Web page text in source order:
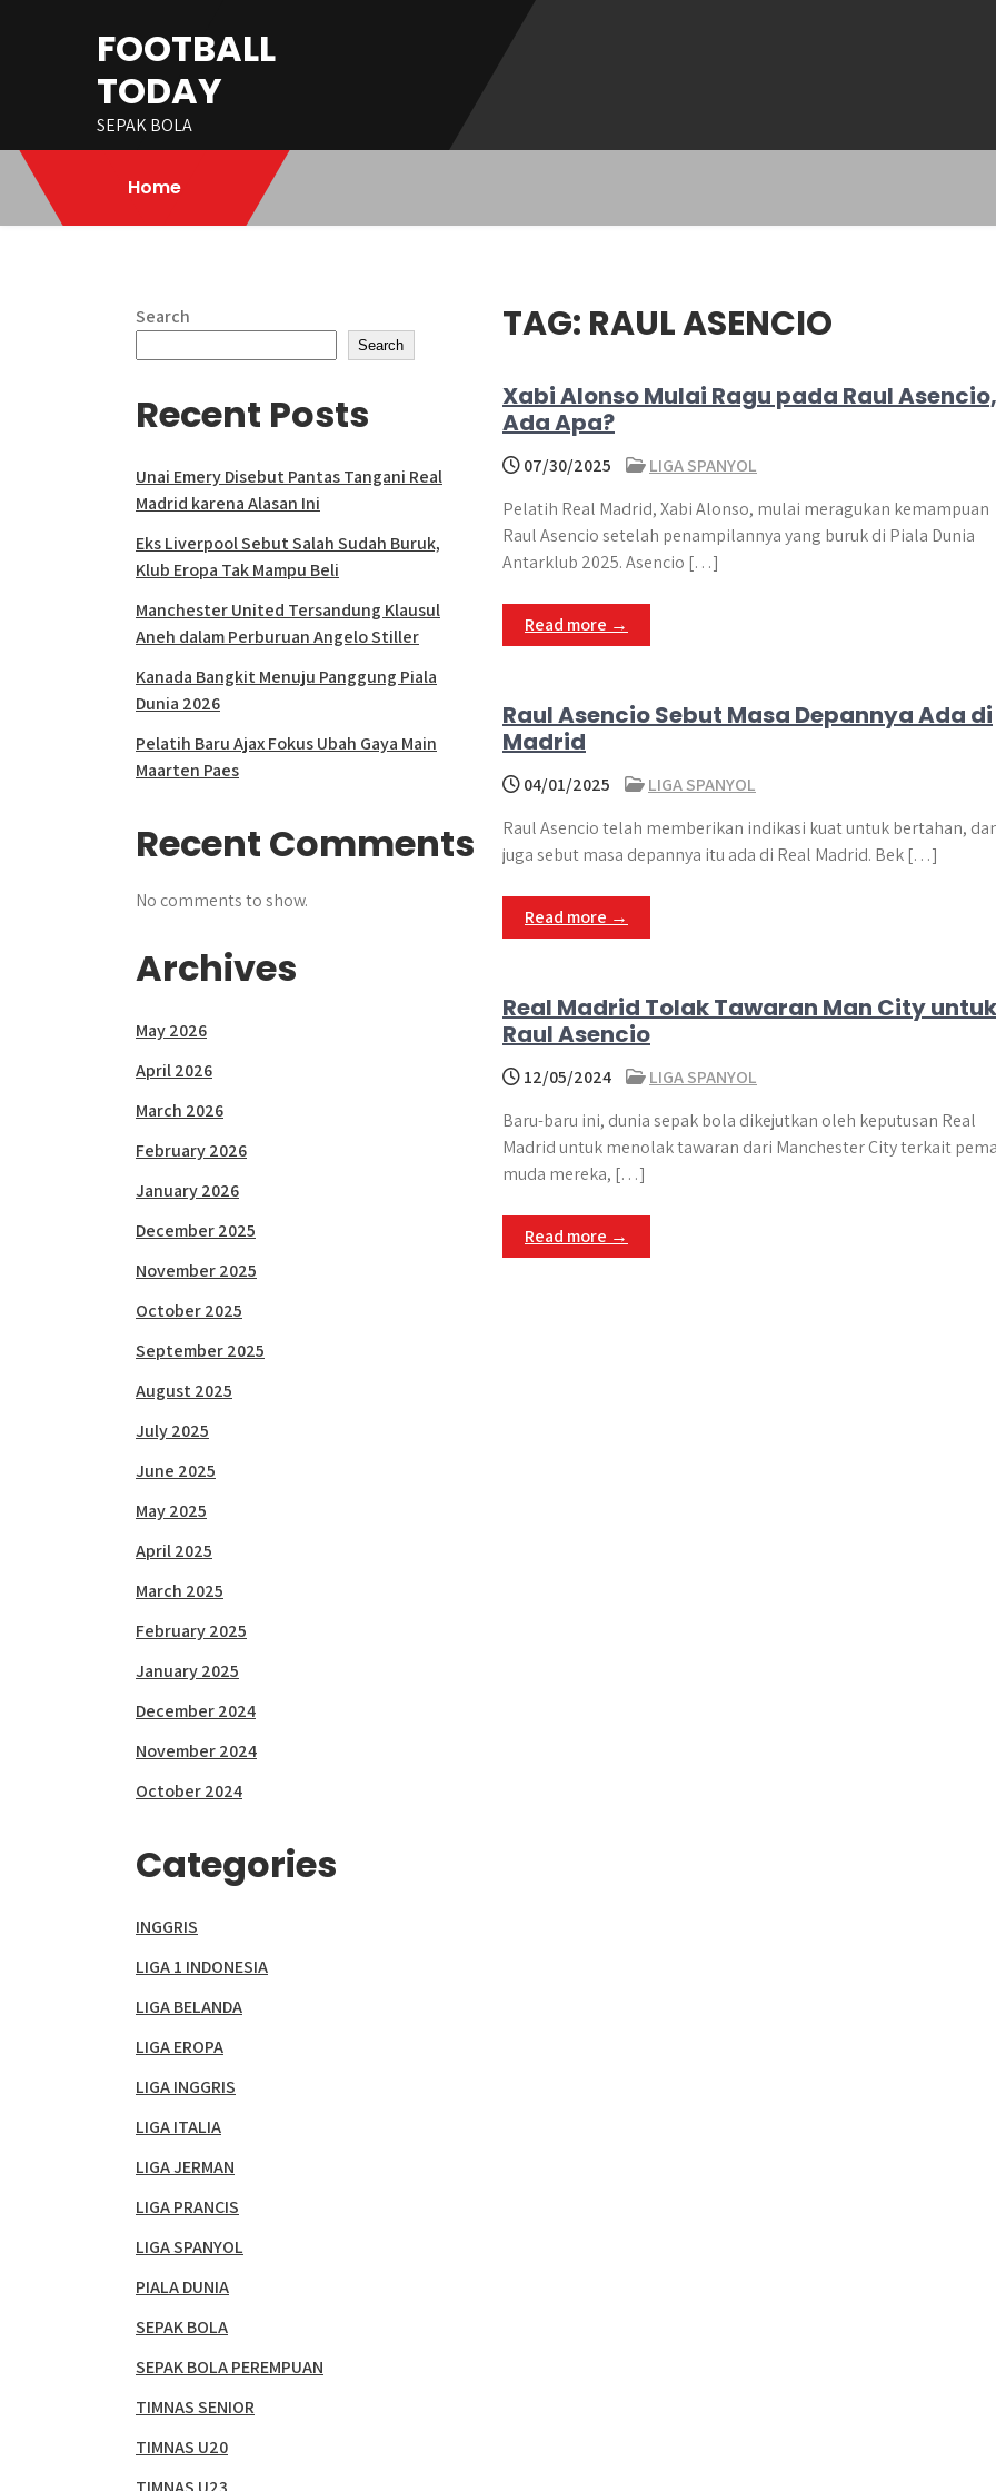
FOOTBALL
TODAY
SEPAK BOLA
Home
TAG: RAUL ASENCIO
Xabi Alonso Mulai Ragu pada Raul Asencio,
Ada Apa?
07/30/2025
LIGA SPANYOL
Pelatih Real Madrid, Xabi Alonso, mulai meragukan kemampuan
Raul Asencio setelah penampilannya yang buruk di Piala Dunia
Antarklub 2025.​ Asencio […]
Read more →
Raul Asencio Sebut Masa Depannya Ada di
Madrid
04/01/2025
LIGA SPANYOL
Raul Asencio telah memberikan indikasi kuat untuk bertahan,
juga sebut masa depannya itu ada di Real Madrid. Bek […]
Read more →
Real Madrid Tolak Tawaran Man City untuk
Raul Asencio
12/05/2024
LIGA SPANYOL
Baru-baru ini, dunia sepak bola dikejutkan oleh keputusan Real
Madrid untuk menolak tawaran dari Manchester City terkait
muda mereka, […]
Read more →
Search
Search
Recent Posts
Unai Emery Disebut Pantas Tangani Real
Madrid karena Alasan Ini
Eks Liverpool Sebut Salah Sudah Buruk,
Klub Eropa Tak Mampu Beli
Manchester United Tersandung Klausul
Aneh dalam Perburuan Angelo Stiller
Kanada Bangkit Menuju Panggung Piala
Dunia 2026
Pelatih Baru Ajax Fokus Ubah Gaya Main
Maarten Paes
Recent Comments
No comments to show.
Archives
May 2026
April 2026
March 2026
February 2026
January 2026
December 2025
November 2025
October 2025
September 2025
August 2025
July 2025
June 2025
May 2025
April 2025
March 2025
February 2025
January 2025
December 2024
November 2024
October 2024
Categories
INGGRIS
LIGA 1 INDONESIA
LIGA BELANDA
LIGA EROPA
LIGA INGGRIS
LIGA ITALIA
LIGA JERMAN
LIGA PRANCIS
LIGA SPANYOL
PIALA DUNIA
SEPAK BOLA
SEPAK BOLA PEREMPUAN
TIMNAS SENIOR
TIMNAS U20